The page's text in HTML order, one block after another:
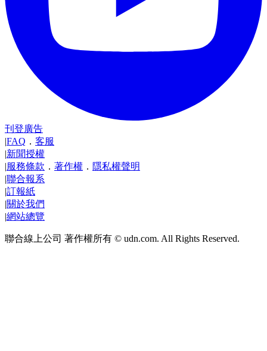
刊登廣告
|FAQ ． 客服
|新聞授權
|服務條款 ． 著作權 ． 隱私權聲明
|聯合報系
|訂報紙
|關於我們
|網站總覽
聯合線上公司 著作權所有 © udn.com. All Rights Reserved.